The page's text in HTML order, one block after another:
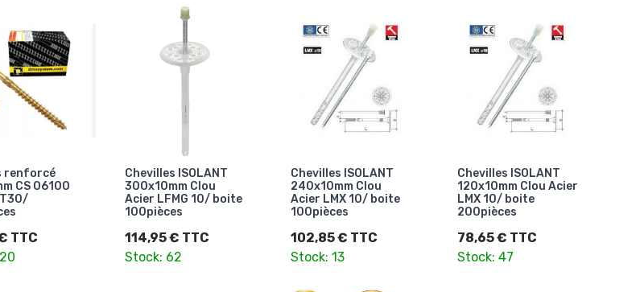
renforcé
CS 06100
T30/
TTC
Chevilles ISOLANT
300x10mm Clou
Acier LFMG 10/ boite
100pièces
114,95 € TTC
Stock: 62
Chevilles ISOLANT
240x10mm Clou
Acier LMX 10/ boite
100pièces
102,85 € TTC
Stock: 13
Chevilles ISOLANT
120x10mm Clou Acier
LMX 10/ boite
200pièces
78,65 € TTC
Stock: 47